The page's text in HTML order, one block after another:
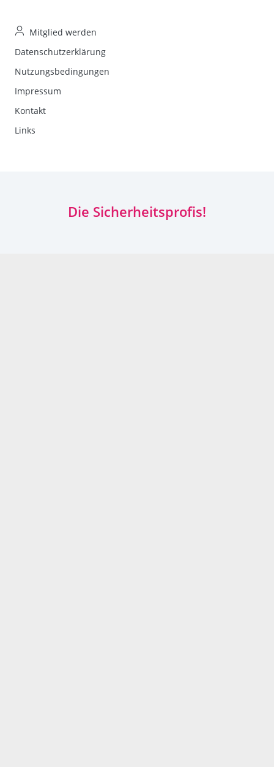
Mitglied werden
Datenschutzerklärung
Nutzungsbedingungen
Impressum
Kontakt
Links
Die Sicherheitsprofis!